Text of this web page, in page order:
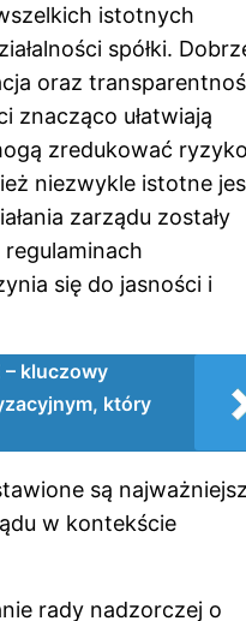
istotnych
spółki.
oraz
znacząco ułatwiają
zredukować
niezwykle istotne
zarządu zostały
regulaminach
się do jasności i
– kluczowy
który
są
w kontekście
rady nadzorczej o